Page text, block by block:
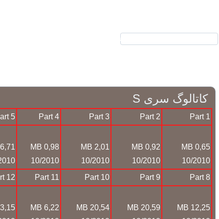
محصولات
کاتالوگ سری S
Part 1
Part 2
Part 3
Part 4
5
0,65 MB
10/2010
0,92 MB
10/2010
2,01 MB
10/2010
0,98 MB
10/2010
6,71 MB
Part 8
Part 9
Part 10
Part 11
12
12,25 MB
20,59 MB
20,54 MB
6,22 MB
3,15 MB